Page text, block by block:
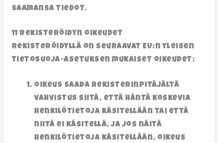
saamansa tiedot.
11 Rekisteröidyn oikeudet
Rekisteröidyllä on seuraavat EU:n yleisen
tietosuoja-asetuksen mukaiset oikeudet:
oikeus saada rekisterinpitäjältä
vahvistus siitä, että häntä koskevia
henkilötietoja käsitellään tai että
niitä ei käsitellä, ja jos näitä
henkilötietoja käsitellään, oikeus